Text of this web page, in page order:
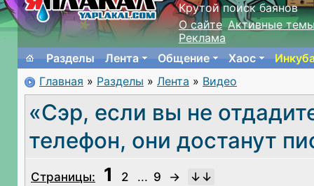
Крутой поиск баянов
О сайте Активные
Реклама
Разделы
Лента Общение Хаос
Главная » Разделы » Лента » Видео
«Сэр, если вы не
телефон, они достанут
Страницы: 1 2 ... 9
→